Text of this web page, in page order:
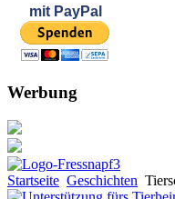
mit PayPal
Werbung
Startseite Geschichten